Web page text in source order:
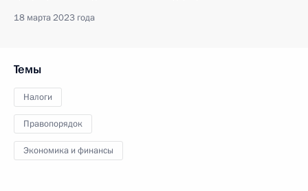
18 марта 2023 года
Темы
Налоги
Правопорядок
Экономика и финансы